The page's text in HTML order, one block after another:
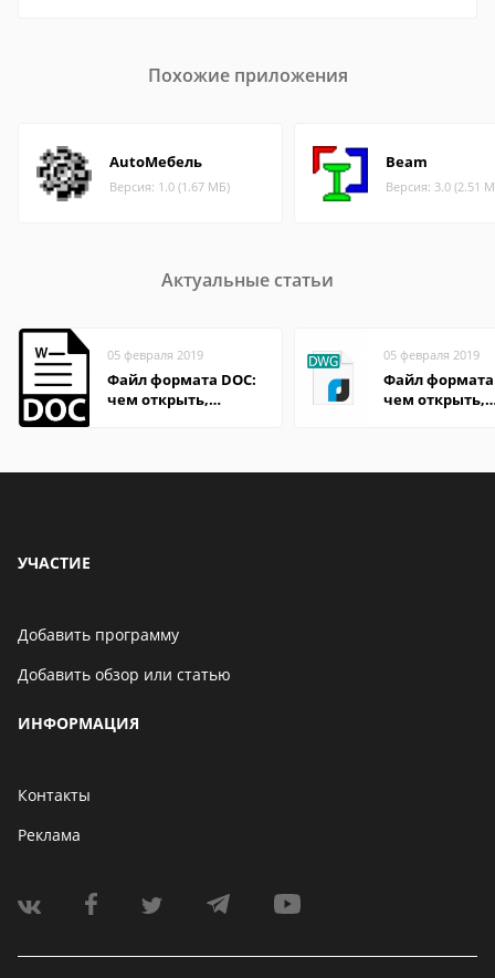
Похожие приложения
AutoМебель
Версия: 1.0 (1.67 МБ)
Beam
Версия: 3.0 (2.51
Актуальные статьи
05 февраля 2019
Файл формата DOC:
чем открыть,
05 февраля 2019
Файл формата
чем открыть,
УЧАСТИЕ
Добавить программу
Добавить обзор или статью
ИНФОРМАЦИЯ
Контакты
Реклама